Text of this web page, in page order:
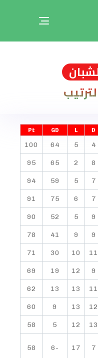
Toggle
D
L
GD
Pt
4
5
64
100
8
2
65
95
7
5
59
94
7
6
75
91
9
5
52
90
9
9
41
78
11
10
30
71
9
12
19
69
11
13
13
62
12
13
9
60
13
12
5
58
7
17
-6
58